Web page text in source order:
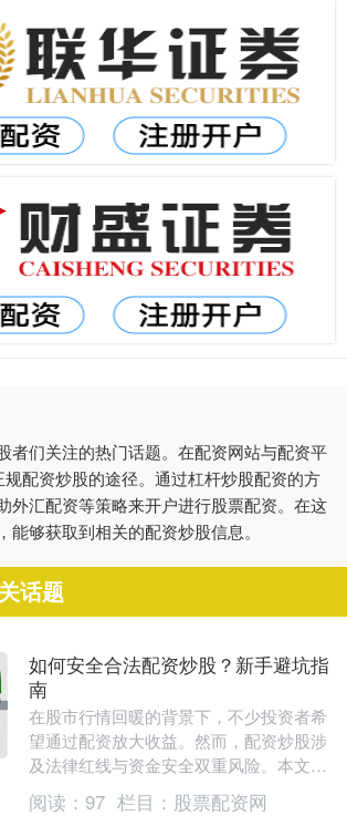
者们关注的热门话题。在配资网站与配资平
配资炒股的途径。通过杠杆炒股配资的方
外汇配资等策略来开户进行股票配资。在这
能够获取到相关的配资炒股信息。
话题
如何安全合法配资炒股？新手避坑指
南
在股市行情回暖的背景下，不少投资者希
望通过配资放大收益。然而，配资炒股涉
及法律红线与资金安全双重风险。本文将
为您梳理安全合法的配资方式，帮助新手
避开常见陷阱。 ....
阅读： 97 栏目： 股票配资网